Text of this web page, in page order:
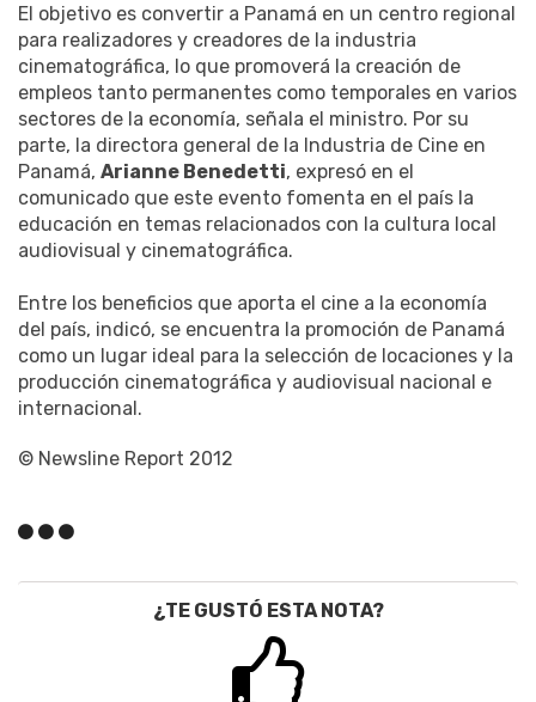
El objetivo es convertir a Panamá en un centro regional
para realizadores y creadores de la industria
cinematográfica, lo que promoverá la creación de
empleos tanto permanentes como temporales en varios
sectores de la economía, señala el ministro. Por su
parte, la directora general de la Industria de Cine en
Panamá, Arianne Benedetti, expresó en el
comunicado que este evento fomenta en el país la
educación en temas relacionados con la cultura local
audiovisual y cinematográfica.
Entre los beneficios que aporta el cine a la economía
del país, indicó, se encuentra la promoción de Panamá
como un lugar ideal para la selección de locaciones y la
producción cinematográfica y audiovisual nacional e
internacional.
© Newsline Report 2012
¿TE GUSTÓ ESTA NOTA?